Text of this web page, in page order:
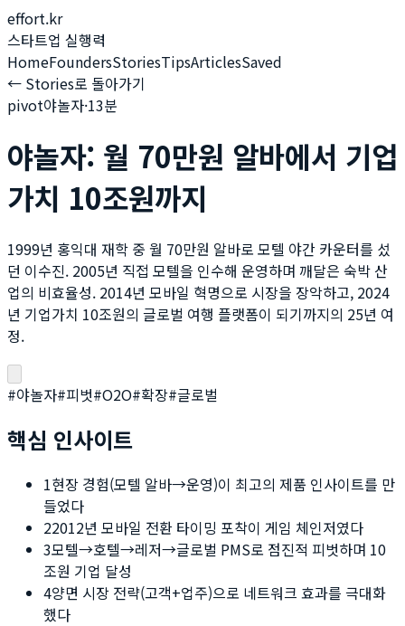
effort.kr
스타트업 실행력
HomeFoundersStoriesTipsArticlesSaved
← Stories로 돌아가기
pivot야놀자·13분
야놀자: 월 70만원 알바에서 기업
가치 10조원까지
1999년 홍익대 재학 중 월 70만원 알바로 모텔 야간 카운터를 섰
던 이수진. 2005년 직접 모텔을 인수해 운영하며 깨달은 숙박 산
업의 비효율성. 2014년 모바일 혁명으로 시장을 장악하고, 2024
년 기업가치 10조원의 글로벌 여행 플랫폼이 되기까지의 25년 여
정.
#야놀자#피벗#O2O#확장#글로벌
핵심 인사이트
1현장 경험(모텔 알바→운영)이 최고의 제품 인사이트를 만
들었다
22012년 모바일 전환 타이밍 포착이 게임 체인저였다
3모텔→호텔→레저→글로벌 PMS로 점진적 피벗하며 10
조원 기업 달성
4양면 시장 전략(고객+업주)으로 네트워크 효과를 극대화
했다